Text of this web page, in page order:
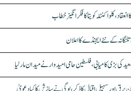
کلواکنٹلہ کویتا کا فکر انگیز خطاب
تلنگانہ کے نئے ایجنڈے کا اعلان
بڑی کامیابی، فلسطین حامی امیدوار نے میدان مار لیا